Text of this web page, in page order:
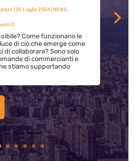
| 25 Luglio 2026| NEWS,
0
Come funzionano le
di ciò che emerge come
di collaborare? Sono solo
di commercianti e
stiamo supportando